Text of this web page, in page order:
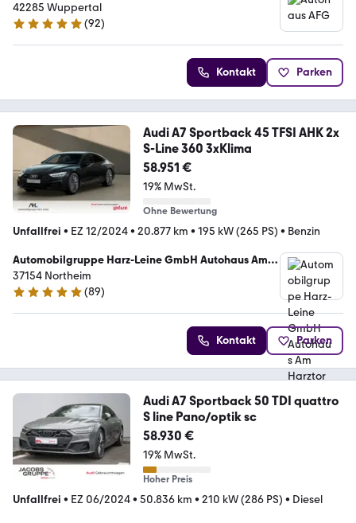
42285 Wuppertal
5 Sterne
(92)
Kontakt Parken
Audi A7 Sportback 45 TFSI AHK 2x
S-Line 360 3xKlima
58.951 €
19% MwSt.
Ohne Bewertung
Unfallfrei • EZ 12/2024• 20.877 km • 195 kW (265 PS) • Benzin
Automobilgruppe Harz-Leine GmbH Autohaus Am
Harztor
37154 Northeim
5 Sterne
(89)
Kontakt Parken
Audi A7 Sportback 50 TDI quattro
S line Pano/optik sc
58.930 €
19% MwSt.
Hoher Preis
Unfallfrei • EZ 06/2024• 50.836 km • 210 kW (286 PS) • Diesel